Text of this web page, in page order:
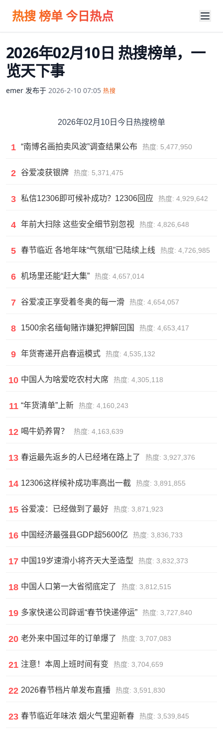
热搜 榜单 今日热点
2026年02月10日 热搜榜单，一
览天下事
emer 发布于 2026-2-10 07:05 热搜
2026年02月10日今日热搜榜单
1 “南博名画拍卖风波”调查结果公布 热度: 5,477,950
2 谷爱凌获银牌 热度: 5,371,475
3 私信12306即可候补成功？12306回应 热度: 4,929,642
4 年前大扫除 这些安全细节别忽视 热度: 4,826,648
5 春节临近 各地年味“气氛组”已陆续上线 热度: 4,726,985
6 机场里还能“赶大集” 热度: 4,657,014
7 谷爱凌正享受着冬奥的每一滑 热度: 4,654,057
8 1500余名缅甸赌诈嫌犯押解回国 热度: 4,653,417
9 年货寄递开启春运模式 热度: 4,535,132
10 中国人为啥爱吃农村大席 热度: 4,305,118
11 “年货清单”上新 热度: 4,160,243
12 喝牛奶养胃？ 热度: 4,163,639
13 春运最先返乡的人已经堵在路上了 热度: 3,927,376
14 12306这样候补成功率高出一截 热度: 3,891,855
15 谷爱凌：已经做到了最好 热度: 3,871,923
16 中国经济最强县GDP超5600亿 热度: 3,836,733
17 中国19岁速滑小将齐天大圣造型 热度: 3,832,373
18 中国人口第一大省彻底定了 热度: 3,812,515
19 多家快递公司辟谣“春节快递停运” 热度: 3,727,840
20 老外来中国过年的订单爆了 热度: 3,707,083
21 注意！本周上班时间有变 热度: 3,704,659
22 2026春节档片单发布直播 热度: 3,591,830
23 春节临近年味浓 烟火气里迎新春 热度: 3,539,845